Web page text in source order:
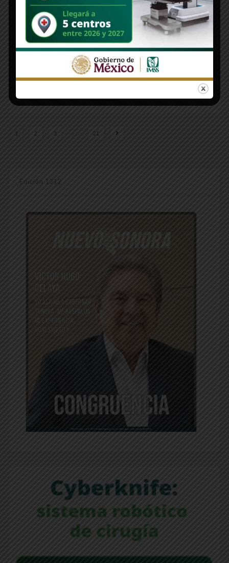
COLUMNAS
Continuidad | Monitor por Alan Castro Parra
junio 23, 2023
Continuidad A una semana de haber arrancado oficialmente los
denominador en las [...] Read More
1 2 3 … 21
Edición 1312